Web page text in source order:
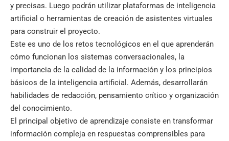
y precisas. Luego podrán utilizar plataformas de inteligencia
artificial o herramientas de creación de asistentes virtuales
para construir el proyecto.
Este es uno de los retos tecnológicos en el que aprenderán
cómo funcionan los sistemas conversacionales, la
importancia de la calidad de la información y los principios
básicos de la inteligencia artificial. Además, desarrollarán
habilidades de redacción, pensamiento crítico y organización
del conocimiento.
El principal objetivo de aprendizaje consiste en transformar
información compleja en respuestas comprensibles para